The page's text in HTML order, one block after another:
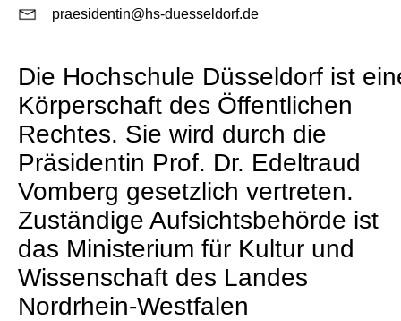
praesidentin@hs-duesseldorf.de
Die Hochschule Düsseldorf ist
Körperschaft des Öffentlichen
Rechtes. Sie wird durch die
Präsidentin Prof. Dr. Edeltraud
Vomberg gesetzlich vertreten.
Zuständige Aufsichtsbehörde ist
das Ministerium für Kultur und
Wissenschaft des Landes
Nordrhein-Westfalen